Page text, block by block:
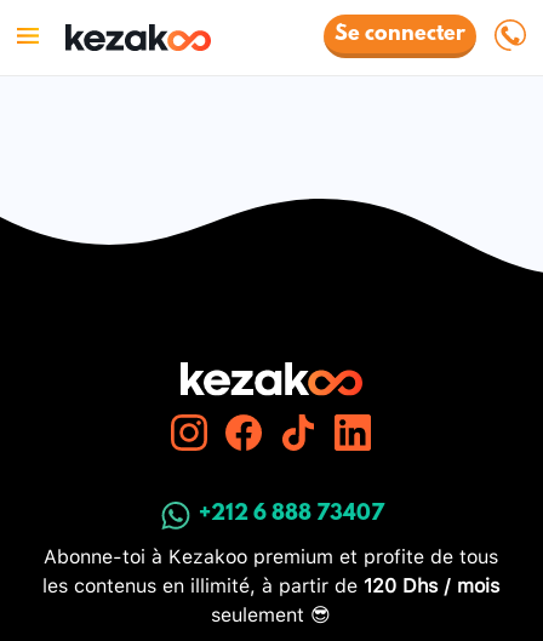
Se connecter
+212 6 888 73407
Abonne-toi à Kezakoo premium et profite de tous
les contenus en illimité, à partir de 120 Dhs / mois
seulement 😎